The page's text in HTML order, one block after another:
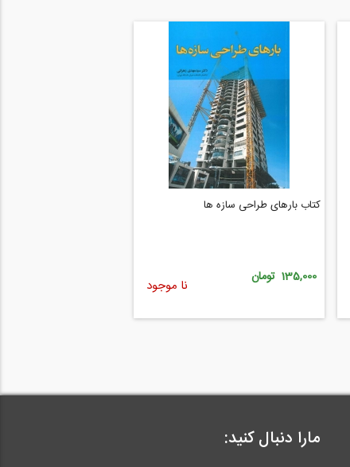
کتاب بارهای طراحی سازه ها
135,000 تومان نا موجود
مارا دنبال کنید: